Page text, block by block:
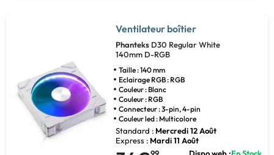
Ventilateur boîtier
Phanteks D30 Regular White
140mm D-RGB
Taille : 140 mm
Eclairage RGB : RGB
Couleur : Blanc
Couleur : RGB
Connecteur : 3-pin, 4-pin
Couleur led : Multicolore
Standard : Mercredi 12 Août
Express : Mardi 11 Août